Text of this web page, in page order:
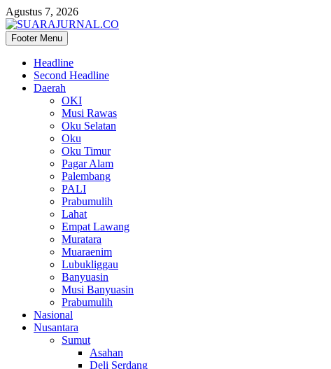
Agustus 7, 2026
SUARAJURNAL.CO
Footer Menu
Headline
Second Headline
Daerah
OKI
Musi Rawas
Oku Selatan
Oku
Oku Timur
Pagar Alam
Palembang
PALI
Prabumulih
Lahat
Empat Lawang
Muratara
Muaraenim
Lubukliggau
Banyuasin
Musi Banyuasin
Prabumulih
Nasional
Nusantara
Sumut
Asahan
Deli Serdang